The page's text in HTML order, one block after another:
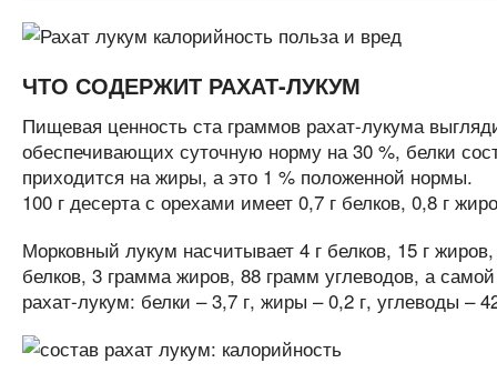
ЧТО СОДЕРЖИТ РАХАТ-ЛУКУМ
Пищевая ценность ста граммов рахат-лукума
обеспечивающих суточную норму на 30 %, белки
приходится на жиры, а это 1 % положенной нормы.
100 г десерта с орехами имеет 0,7 г белков, 0,8 г
Морковный лукум насчитывает 4 г белков, 15 г
белков, 3 грамма жиров, 88 грамм углеводов, а
рахат-лукум: белки – 3,7 г, жиры – 0,2 г, углеводы –